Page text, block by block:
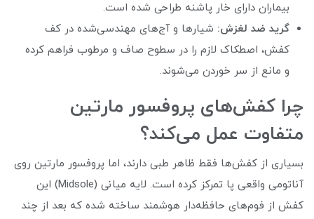
بیماران دارای خار پاشنه طراحی شده است.
گرید ضد لغزش: شیارها و آج‌های مهندسی‌شده در کف
کفش، اصطکاک لازم را در سطوح صاف و مرطوب فراهم کرده
و مانع از سر خوردن می‌شوند.
چرا کفش‌های پروفسور مارتین
متفاوت عمل می‌کند؟
بسیاری از کفش‌ها فقط ظاهر طبی دارند، اما پروفسور مارتین روی
آناتومی واقعی پا تمرکز کرده است. لایه میانی (Midsole) این
کفش از فوم‌های حافظه‌دار هوشمند ساخته شده که بعد از چند